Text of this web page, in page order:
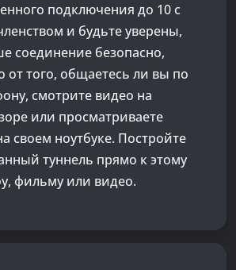
подключения до 10 с
и будьте уверены,
соединение безопасно,
от того, общаетесь ли вы по
смотрите видео на
или просматриваете
своем ноутбуке. Постройте
туннель прямо к этому
фильму или видео.